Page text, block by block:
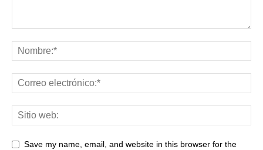
Save my name, email, and website in this browser for the